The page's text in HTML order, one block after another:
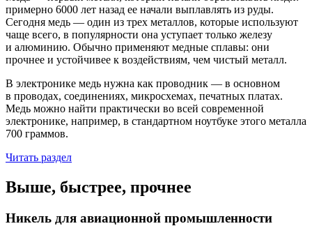
примерно 6000 лет назад ее начали выплавлять из руды.
Сегодня медь — один из трех металлов, которые используют
чаще всего, в популярности она уступает только железу
и алюминию. Обычно применяют медные сплавы: они
прочнее и устойчивее к воздействиям, чем чистый металл.
В электронике медь нужна как проводник — в основном
в проводах, соединениях, микросхемах, печатных платах.
Медь можно найти практически во всей современной
электронике, например, в стандартном ноутбуке этого металла
700 граммов.
Читать раздел
Выше, быстрее, прочнее
Никель для авиационной промышленности